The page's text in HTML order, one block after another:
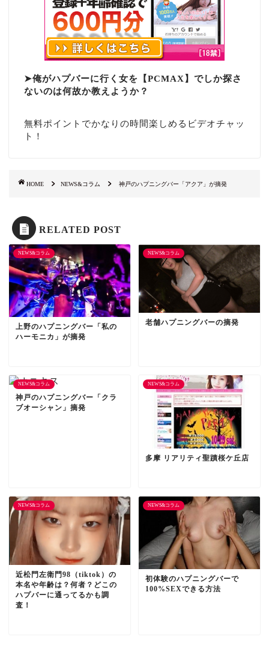
➤俺がハプバーに行く女を【PCMAX】でしか探さ
ないのは何故か教えようか？
無料ポイントでかなりの時間楽しめるビデオチャッ
ト！
HOME NEWS&コラム 神戸のハプニングバー「アクア」が摘発
RELATED POST
NEWS&コラム
上野のハプニングバー「私の
ハーモニカ」が摘発
NEWS&コラム
老舗ハプニングバーの摘発
NEWS&コラム
神戸のハプニングバー「クラ
ブオーシャン」摘発
NEWS&コラム
多摩 リアリティ聖蹟桜ケ丘店
NEWS&コラム
近松門左衛門98（tiktok）の
本名や年齢は？何者？どこの
ハプバーに通ってるかも調
査！
NEWS&コラム
初体験のハプニングバーで
100%SEXできる方法